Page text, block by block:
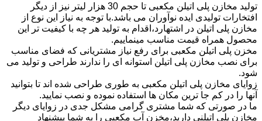
تولید مخازن پلی اتیلن مکعبی تا حجم 30 هزار لیتر نیز از دیگر
افتخارات تولیدی ایده نوآوران می باشد.با توجه به نیاز این نوع از
مخازن پلی اتیلن در اشتهارد،اقدام به تولید هر چه با کیفیت تر این
محصول همراه قیمت مناسب مینماییم.
مخزن پلی اتیلن مکعبی برای رفع نیاز مشتریانی که فضای مناسب
برای نصب مخازن پلی اتیلن استوانه ای را ندارند طراحی و تولید می
شود.
زوایای مخازن پلی اتیلن مکعبی به طوری طراحی شده اند تا بتوانید
آنها را در کم جا ترین مکان ها استفاده نموده و نصب نمایید.
ما در صورتی که شما مشتری گرامی مشکل جدی در زوایای دیگر
مخازن پلی اتیلنی دارید،مخزن آب مکعبی را به شما پیشنهاد